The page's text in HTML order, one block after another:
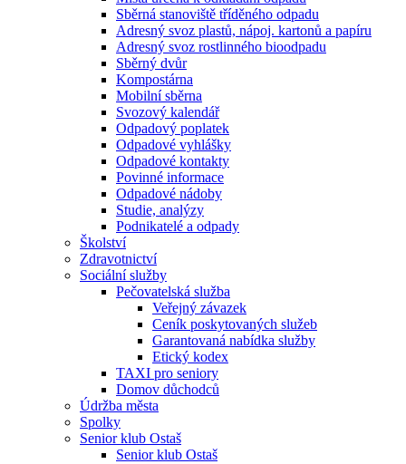
Sběrná stanoviště tříděného odpadu
Adresný svoz plastů, nápoj. kartonů a papíru
Adresný svoz rostlinného bioodpadu
Sběrný dvůr
Kompostárna
Mobilní sběrna
Svozový kalendář
Odpadový poplatek
Odpadové vyhlášky
Odpadové kontakty
Povinné informace
Odpadové nádoby
Studie, analýzy
Podnikatelé a odpady
Školství
Zdravotnictví
Sociální služby
Pečovatelská služba
Veřejný závazek
Ceník poskytovaných služeb
Garantovaná nabídka služby
Etický kodex
TAXI pro seniory
Domov důchodců
Údržba města
Spolky
Senior klub Ostaš
Senior klub Ostaš